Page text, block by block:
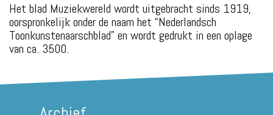
Het blad Muziekwereld wordt uitgebracht sinds 1919,
oorspronkelijk onder de naam het “Nederlandsch
Toonkunstenaarschblad” en wordt gedrukt in een oplage
van ca. 3500.